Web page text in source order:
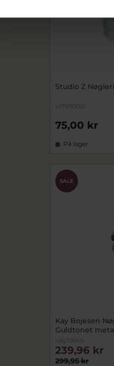
Studio Z
sz7990001
75,00 kr
På lager
SALE
Kay Bojesen
Guldtonet
rdg39665
299,95 kr
239,96 kr